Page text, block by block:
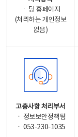
ㆍ 당 홈페이지
(처리하는 개인정보
없음)
고충사항 처리부서
ㆍ 정보보안정책팀
ㆍ 053-230-1035